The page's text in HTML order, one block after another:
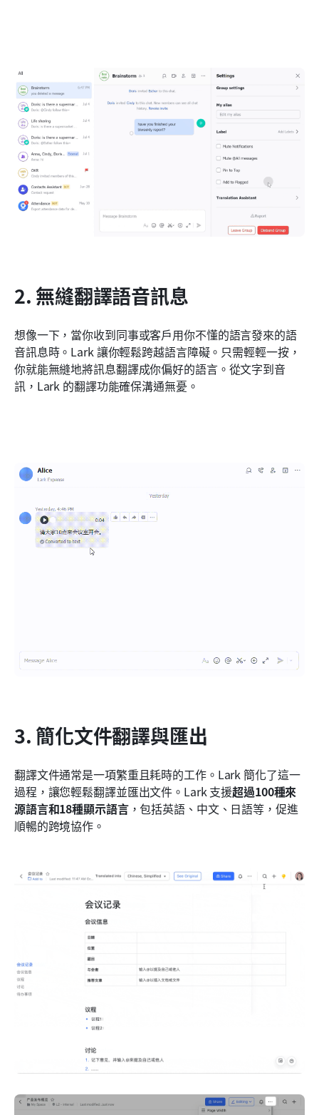
2. 無縫翻譯語音訊息
想像一下，當你收到同事或客戶用你不懂的語言發來的語
音訊息時。Lark 讓你輕鬆跨越語言障礙。只需輕輕一按，
你就能無縫地將訊息翻譯成你偏好的語言。從文字到音
訊，Lark 的翻譯功能確保溝通無憂。
3. 簡化文件翻譯與匯出
翻譯文件通常是一項繁重且耗時的工作。Lark 簡化了這一
過程，讓您輕鬆翻譯並匯出文件。Lark 支援超過100種來
源語言和18種顯示語言，包括英語、中文、日語等，促進
順暢的跨境協作。